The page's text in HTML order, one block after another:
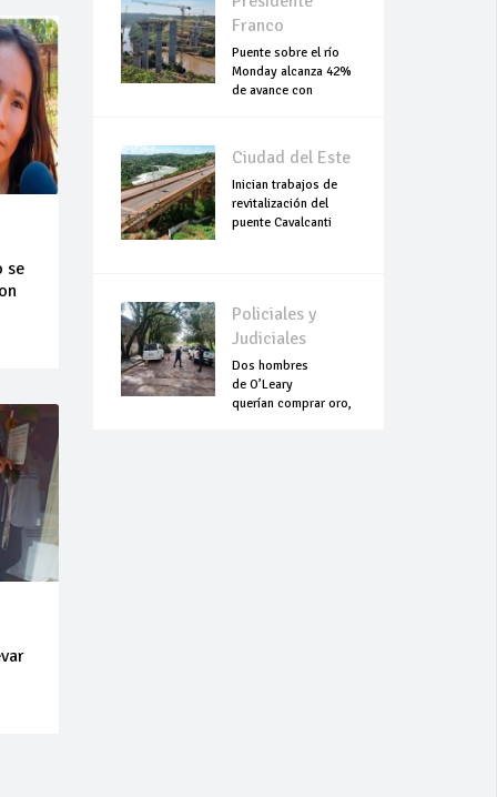
se
Franco
Puente sobre el río
Monday alcanza 42%
de avance con
Ciudad del Este
Inician trabajos de
revitalización del
puente Cavalcanti
Policiales y
Judiciales
Dos hombres
de O’Leary
querían comprar oro,